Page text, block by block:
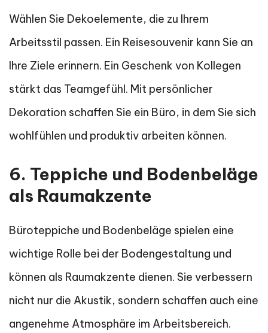
Wählen Sie Dekoelemente, die zu Ihrem
Arbeitsstil passen. Ein Reisesouvenir kann Sie an
Ihre Ziele erinnern. Ein Geschenk von Kollegen
stärkt das Teamgefühl. Mit persönlicher
Dekoration schaffen Sie ein Büro, in dem Sie sich
wohlfühlen und produktiv arbeiten können.
6. Teppiche und Bodenbeläge
als Raumakzente
Büroteppiche und Bodenbeläge spielen eine
wichtige Rolle bei der Bodengestaltung und
können als Raumakzente dienen. Sie verbessern
nicht nur die Akustik, sondern schaffen auch eine
angenehme Atmosphäre im Arbeitsbereich.